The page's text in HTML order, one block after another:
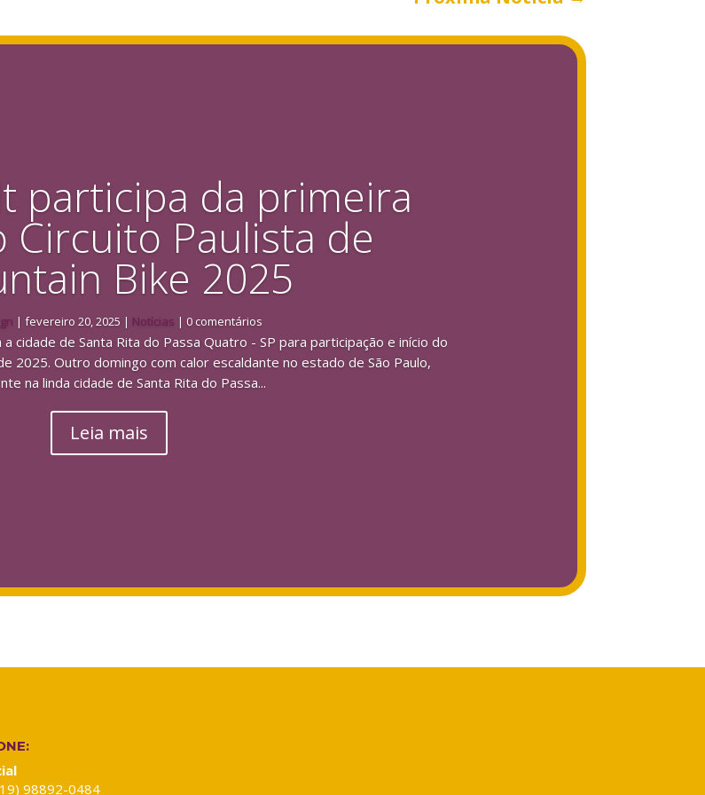
participa da primeira
Circuito Paulista de
Bike 2025
| fevereiro 20, 2025 | Notícias | 0 comentários
cidade de Santa Rita do Passa Quatro - SP para participação e início do
2025. Outro domingo com calor escaldante no estado de São Paulo,
na linda cidade de Santa Rita do Passa...
Leia mais
98892-0484